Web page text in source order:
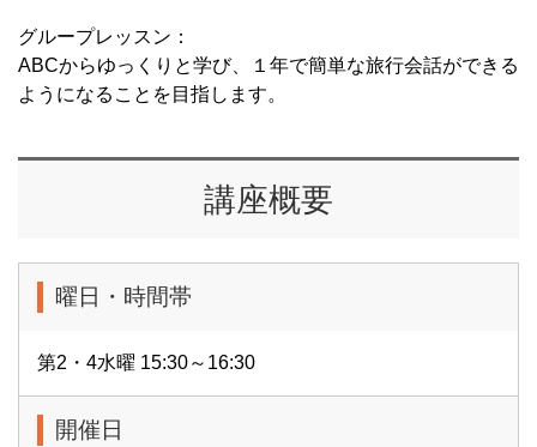
グループレッスン：
ABCからゆっくりと学び、１年で簡単な旅行会話ができる
ようになることを目指します。
講座概要
曜日・時間帯
第2・4水曜 15:30～16:30
開催日